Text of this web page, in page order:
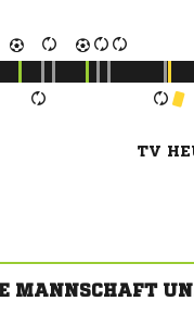
TV
MANNSCHAFT